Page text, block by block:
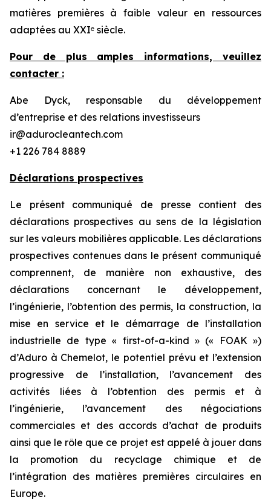
matières premières à faible valeur en ressources
adaptées au XXIᵉ siècle.
Pour de plus amples informations, veuillez
contacter :
Abe Dyck, responsable du développement
d’entreprise et des relations investisseurs
ir@adurocleantech.com
+1 226 784 8889
Déclarations prospectives
Le présent communiqué de presse contient des
déclarations prospectives au sens de la législation
sur les valeurs mobilières applicable. Les déclarations
prospectives contenues dans le présent communiqué
comprennent, de manière non exhaustive, des
déclarations concernant le développement,
l’ingénierie, l’obtention des permis, la construction, la
mise en service et le démarrage de l’installation
industrielle de type « first-of-a-kind » (« FOAK »)
d’Aduro à Chemelot, le potentiel prévu et l’extension
progressive de l’installation, l’avancement des
activités liées à l’obtention des permis et à
l’ingénierie, l’avancement des négociations
commerciales et des accords d’achat de produits
ainsi que le rôle que ce projet est appelé à jouer dans
la promotion du recyclage chimique et de
l’intégration des matières premières circulaires en
Europe.